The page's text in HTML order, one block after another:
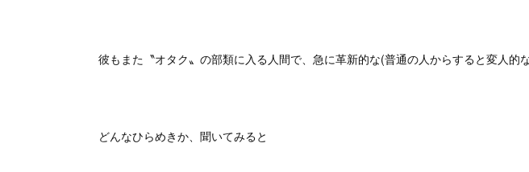
彼もまた〝オタク〟の部類に入る人間で、急に革新的な(普通の人からすると変人的
どんなひらめきか、聞いてみると